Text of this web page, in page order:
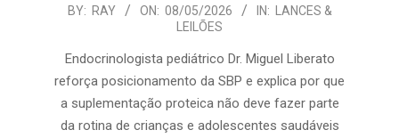
2026-
08
BY: RAY ON: 08/05/2026 IN: LANCES &
LEILÕES
Endocrinologista pediátrico Dr. Miguel Liberato
reforça posicionamento da SBP e explica por que
a suplementação proteica não deve fazer parte
da rotina de crianças e adolescentes saudáveis